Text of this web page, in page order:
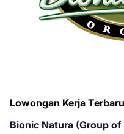
Lowongan Kerja
Bionic Natura (Group of